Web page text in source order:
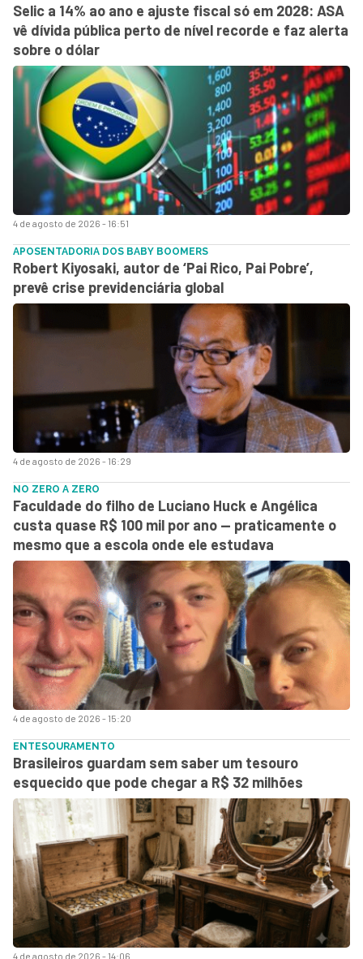
4 de agosto de 2026 - 16:51
Selic a 14% ao ano e ajuste fiscal só em 2028: ASA
vê dívida pública perto de nível recorde e faz alerta
sobre o dólar
4 de agosto de 2026 - 16:29
APOSENTADORIA DOS BABY BOOMERS
Robert Kiyosaki, autor de ‘Pai Rico, Pai Pobre’,
prevê crise previdenciária global
4 de agosto de 2026 - 15:20
NO ZERO A ZERO
Faculdade do filho de Luciano Huck e Angélica
custa quase R$ 100 mil por ano — praticamente o
mesmo que a escola onde ele estudava
4 de agosto de 2026 - 14:06
ENTESOURAMENTO
Brasileiros guardam sem saber um tesouro
esquecido que pode chegar a R$ 32 milhões